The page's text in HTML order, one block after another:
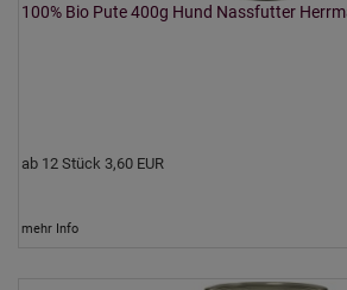
100% Bio Pute 400g Hund Nassfutter
ab 12 Stück 3,60 EUR
mehr Info